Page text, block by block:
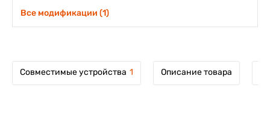
Все модификации (1)
Совместимые устройства 1 Описание товара